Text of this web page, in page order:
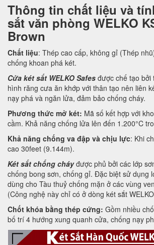
Thông tin chất liệu và
sắt văn phòng WELKO
Brown
Chất liệu: Thép cao cấp, không gỉ (Thép
chống khoan phá két.
Cửa két sắt WELKO Safes được chế tạo bởi
hình răng cưa ăn khớp với thân tạo nên liên
nạy phá và ngăn lửa, đảm bảo chống cháy.
Phương thức mở két: Mã số kết hợp với
cầm. Khả năng chống lửa lên đến 1.200°C
Khả năng chống va đập và chịu lực: Khi
cao 30feet (9.144m).
Két sắt chống cháyđược phủ bởi các lớp
chống bong sơn, chống gỉ. Đặc biệt sử dụng
dùng cho Tàu thuỷ chống mặn ở các vùng
(Công nghệ này chỉ có ở dòng két sắt
Chốt khóa bằng thép cứng: Gồm nhiều
bố trí 4 hướng xung quanh cửa, chống nạy